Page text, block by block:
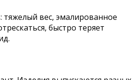
тяжелый вес, эмалированное
быстро теряет